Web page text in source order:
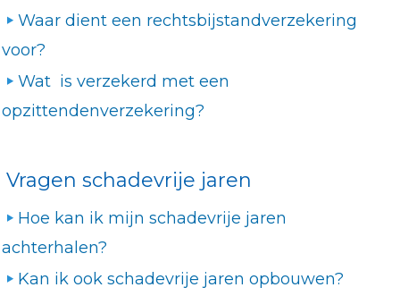
Waar dient een rechtsbijstandverzekering
voor?
Wat is verzekerd met een
opzittendenverzekering?
Vragen schadevrije jaren
Hoe kan ik mijn schadevrije jaren
achterhalen?
Kan ik ook schadevrije jaren opbouwen?